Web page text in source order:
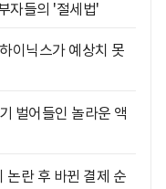
자들의 '절세법'
이닉스가 예상치 못
벌어들인 놀라운 액
란 후 바뀐 결제 순